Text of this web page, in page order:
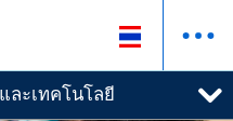
ละเทคโนโลยี